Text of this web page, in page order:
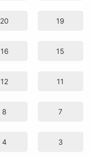
20 19
16 15
12 11
8 7
4 3